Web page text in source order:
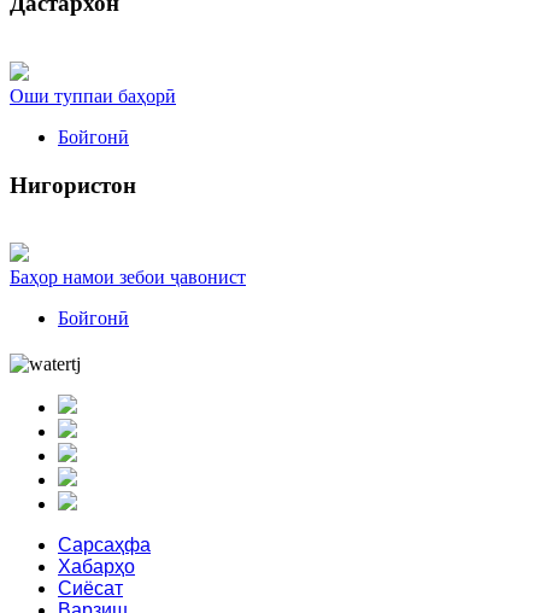
Оши туппаи баҳорӣ
Бойгонӣ
Нигористон
Баҳор намои зебои ҷавонист
Бойгонӣ
Сарсаҳфа
Хабарҳо
Сиёсат